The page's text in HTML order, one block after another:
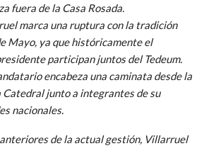
fuera de la Casa Rosada.
marca una ruptura con la tradición
Mayo, ya que históricamente el
participan juntos del Tedeum.
encabeza una caminata desde la
Catedral junto a integrantes de su
nacionales.
de la actual gestión, Villarruel